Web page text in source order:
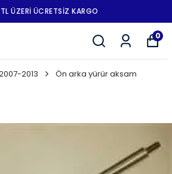
ÜZERI ÜCRETSIZ KARGO
0
2013 Ön arka yürür aksam